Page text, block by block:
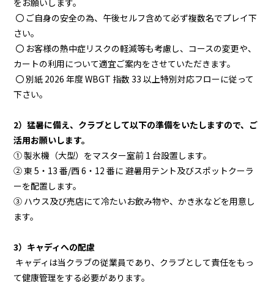
をお願いします。
〇 ご自身の安全の為、午後セルフ含めて必ず複数名でプレイ下
さい。
〇 お客様の熱中症リスクの軽減等も考慮し、コースの変更や、
カートの利用について適宜ご案内をさせていただきます。
〇別紙 2026 年度 WBGT 指数 33 以上特別対応フローに従って
下さい。
2）猛暑に備え、クラブとして以下の準備をいたしますので、ご
活用お願いします。
① 製氷機（大型）をマスター室前 1 台設置します。
② 東 5・13 番/西 6・12 番に 避暑用テント及びスポットクーラ
ーを配置します。
③ ハウス及び売店にて冷たいお飲み物や、かき氷などを用意し
ます。
3）キャディへの配慮
キャディは当クラブの従業員であり、クラブとして責任をもっ
て健康管理をする必要があります。